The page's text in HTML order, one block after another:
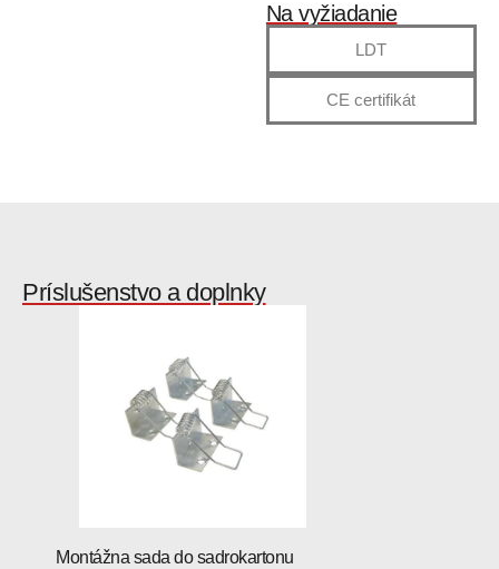
Na vyžiadanie
LDT
CE certifikát
Príslušenstvo a doplnky
Montážna sada do sadrokartonu